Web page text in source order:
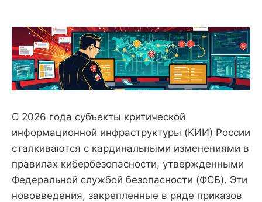
С 2026 года субъекты критической
информационной инфраструктуры (КИИ) России
сталкиваются с кардинальными изменениями в
правилах кибербезопасности, утвержденными
Федеральной службой безопасности (ФСБ). Эти
нововведения, закрепленные в ряде приказов